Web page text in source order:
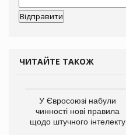
ЧИТАЙТЕ ТАКОЖ
У Євросоюзі набули
чинності нові правила
щодо штучного інтелекту